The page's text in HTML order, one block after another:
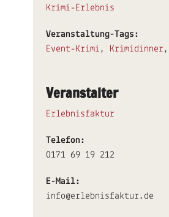
Krimi-Erlebnis
Veranstaltung-Tags:
Event-Krimi, Krimidinner,
Veranstalter
Erlebnisfaktur
Telefon:
0171 69 19 212
E-Mail:
info@erlebnisfaktur.de